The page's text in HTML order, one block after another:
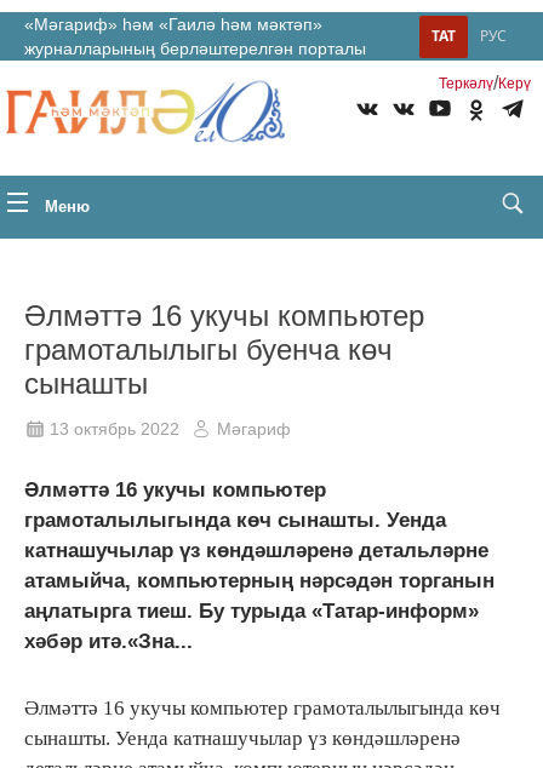
«Мәгариф» һәм «Гаилә һәм мәктәп»
журналларының берләштерелгән порталы
РУС
ТАТ
Теркəлү/Керү
Меню
Әлмәттә 16 укучы компьютер
грамоталылыгы буенча көч
сынашты
13 октябрь 2022 Мәгариф
Әлмәттә 16 укучы компьютер
грамоталылыгында көч сынашты. Уенда
катнашучылар үз көндәшләренә детальләрне
атамыйча, компьютерның нәрсәдән торганын
аңлатырга тиеш. Бу турыда «Татар-информ»
хәбәр итә.«Зна...
Әлмәттә 16 укучы компьютер грамоталылыгында көч
сынашты. Уенда катнашучылар үз көндәшләренә